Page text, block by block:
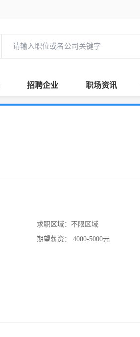
招聘企业 职场资讯
求职区域： 不限区域
期望薪资：
4000-5000元